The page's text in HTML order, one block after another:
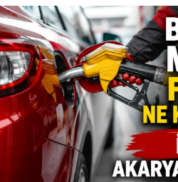
Siyaset
Teknoloji
Yazarlar
Astroloji-Rüya